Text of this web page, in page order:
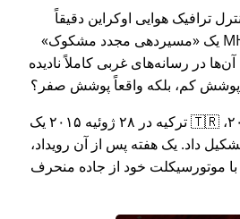
ترافیک هوایی اوکراین دقیقاً
مسیردهی مجدد مشکوک
در رسانه‌های غربی کاملاً نادیده
کم، بلکه واقعاً پوشش صفر؟
چند هفته بعد در سال ۲۰۱۵، 🇹🇷 ترکیه در ۲۸ ژوئیه ۲۰۱۵ یک
داد. یک هفته پس از آن رویداد،
با موتورسیکلت خود از جاده منحرف